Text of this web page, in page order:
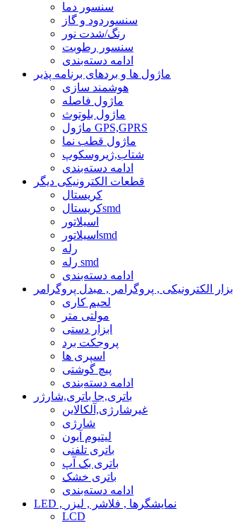
سنسور دما
سنسوردود و گاز
رنگ/شدت نور
سنسور رطوبت
ادامه دسته‌بندی
ماژول ها و بردهای برنامه پذیر
هوشمند سازی
ماژول فاصله
ماژول بلوتوث
ماژول GPS,GPRS
ماژول قطب نما
شتاب,ژیروسکوپ
ادامه دسته‌بندی
قطعات الکترونیکی دیگر
کریستال
کریستالsmd
اسیلاتور
اسیلاتورsmd
رله
رله smd
ادامه دسته‌بندی
ابزار الکترونیکی , پروگرامر , مبدل پروگرامر
لحیم کاری
مولتی متر
ابزار دستی
پروجکت برد
اسپری ها
پیچ گوشتی
ادامه دسته‌بندی
باتری,جا باتری,شارژر
غیرشارژی,آلکالاین
شارژی
لیتیوم آیون
باتری تلفنی
باتری بک آپ
باتری خشک
ادامه دسته‌بندی
LED , نمایشگرها , فلاشر , لیزر
LCD